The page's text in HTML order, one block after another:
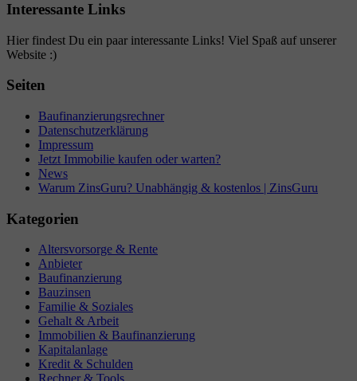
Interessante Links
Hier findest Du ein paar interessante Links! Viel Spaß auf unserer
Website :)
Seiten
Baufinanzierungsrechner
Datenschutzerklärung
Impressum
Jetzt Immobilie kaufen oder warten?
News
Warum ZinsGuru? Unabhängig & kostenlos | ZinsGuru
Kategorien
Altersvorsorge & Rente
Anbieter
Baufinanzierung
Bauzinsen
Familie & Soziales
Gehalt & Arbeit
Immobilien & Baufinanzierung
Kapitalanlage
Kredit & Schulden